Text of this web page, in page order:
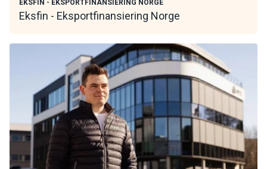
EKSFIN - EKSPORTFINANSIERING NORGE
Eksfin - Eksportfinansiering Norge